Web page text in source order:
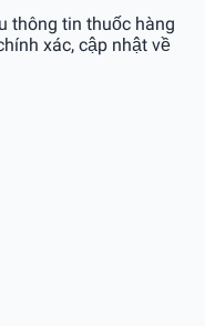
thông tin thuốc hàng
xác, cập nhật về